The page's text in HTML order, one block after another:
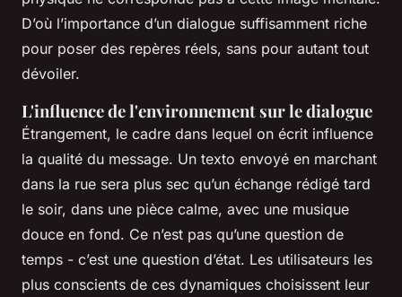
D’où l’importance d’un dialogue suffisamment riche
pour poser des repères réels, sans pour autant tout
dévoiler.
L'influence de l'environnement sur le dialogue
Étrangement, le cadre dans lequel on écrit influence
la qualité du message. Un texto envoyé en marchant
dans la rue sera plus sec qu’un échange rédigé tard
le soir, dans une pièce calme, avec une musique
douce en fond. Ce n’est pas qu’une question de
temps - c’est une question d’état. Les utilisateurs les
plus conscients de ces dynamiques choisissent leur